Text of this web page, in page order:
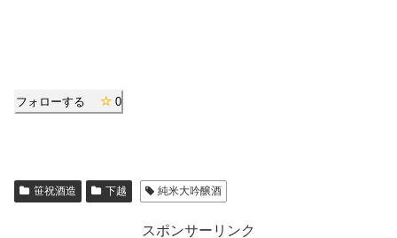
フォローする 0
笹祝酒造 下越 純米大吟醸酒
スポンサーリンク